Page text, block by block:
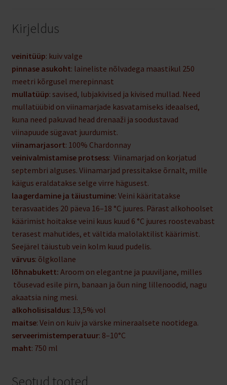
Kirjeldus
veinitüüp: kuiv valge
pinnase asukoht: laineliste nõlvadega maastikul 250
meetri kõrgusel merepinnast
mullatüüp: savised, lubjakivised ja kivised mullad. Need
mullatüübid on viinamarjade kasvatamiseks ideaalsed,
kuna need pakuvad head drenaaži ja soodustavad
viinapuude sügavat juurdumist.
viinamarjasort: 100% Chardonnay
veinivalmistamise protsess: Viinamarjad on korjatud
septembri alguses. Viinamarjad pressitakse õrnalt, mille
käigus eraldatakse selge virre hägusest.
laagerdamine ja täiustumine: Veini kääritatakse
terasvaatides 20 päeva 16–18 °C juures. Pärast alkohoolset
käärimist hoitakse veini kuus kuud 6 °C juures roostevabast
terasest mahutides, et vältida malolaktilist käärimist.
Seejärel täiustub vein kolm kuud pudelis.
värvus: õlgkollane
lõhnabukett: Aroom on elegantne ja puuviljane, milles
tõusevad esile pirn, banaan ja õun ning lillenoodid, nagu
akaatsia ning mesi.
alkoholisisaldus: 13,5% vol
maitse: Vein on kuiv ja värske mineraalsete nootidega.
serveerimistemperatuur: 8–10°C
maht: 750 ml
Seotud tooted